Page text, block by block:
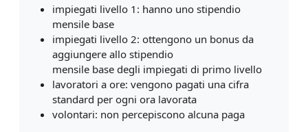
impiegati livello 1: hanno uno stipendio
mensile base
impiegati livello 2: ottengono un bonus da
aggiungere allo stipendio
mensile base degli impiegati di primo livello
lavoratori a ore: vengono pagati una cifra
standard per ogni ora lavorata
volontari: non percepiscono alcuna paga